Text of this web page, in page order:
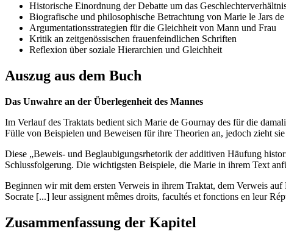
Historische Einordnung der Debatte um das
Biografische und philosophische Betrachtung von Marie le Jars
Argumentationsstrategien für die Gleichheit von Mann und Frau
Kritik an zeitgenössischen frauenfeindlichen Schriften
Reflexion über soziale Hierarchien und Gleichheit
Auszug aus dem Buch
Das Unwahre an der Überlegenheit des Mannes
Im Verlauf des Traktats bedient sich Marie de Gournay des für die
Fülle von Beispielen und Beweisen für ihre Theorien an, jedoch zieht
Diese „Beweis- und Beglaubigungsrhetorik der additiven Häufung
Schlussfolgerung. Die wichtigsten Beispiele, die Marie in ihrem Text
Beginnen wir mit dem ersten Verweis in ihrem Traktat, dem Verweis
Socrate [...] leur assignent mêmes droits, facultés et fonctions en leur
Zusammenfassung der Kapitel